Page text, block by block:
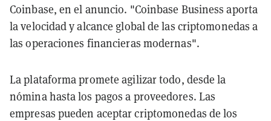
Coinbase, en el anuncio. "Coinbase Business aporta
la velocidad y alcance global de las criptomonedas a
las operaciones financieras modernas".
La plataforma promete agilizar todo, desde la
nómina hasta los pagos a proveedores. Las
empresas pueden aceptar criptomonedas de los